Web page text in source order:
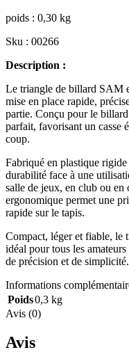
poids : 0,30 kg
Sku : 00266
Description :
Le triangle de billard SAM
mise en place rapide,
partie. Conçu pour le
parfait, favorisant un casse
coup.
Fabriqué en plastique
durabilité face à une
salle de jeux, en club ou
ergonomique permet une
rapide sur le tapis.
Compact, léger et fiable, le
idéal pour tous les
de précision et de simplicité.
Informations
Poids0,3 kg
Avis (0)
Avis